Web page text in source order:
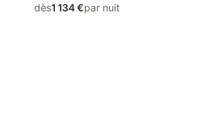
dès1 134 €par nuit